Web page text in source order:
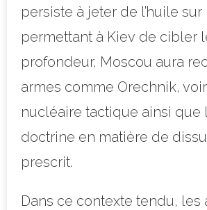
persiste à jeter de l’huile
permettant à Kiev de cibler
profondeur, Moscou aura
armes comme Orechnik,
nucléaire tactique ainsi que
doctrine en matière de
prescrit.
Dans ce contexte tendu, les